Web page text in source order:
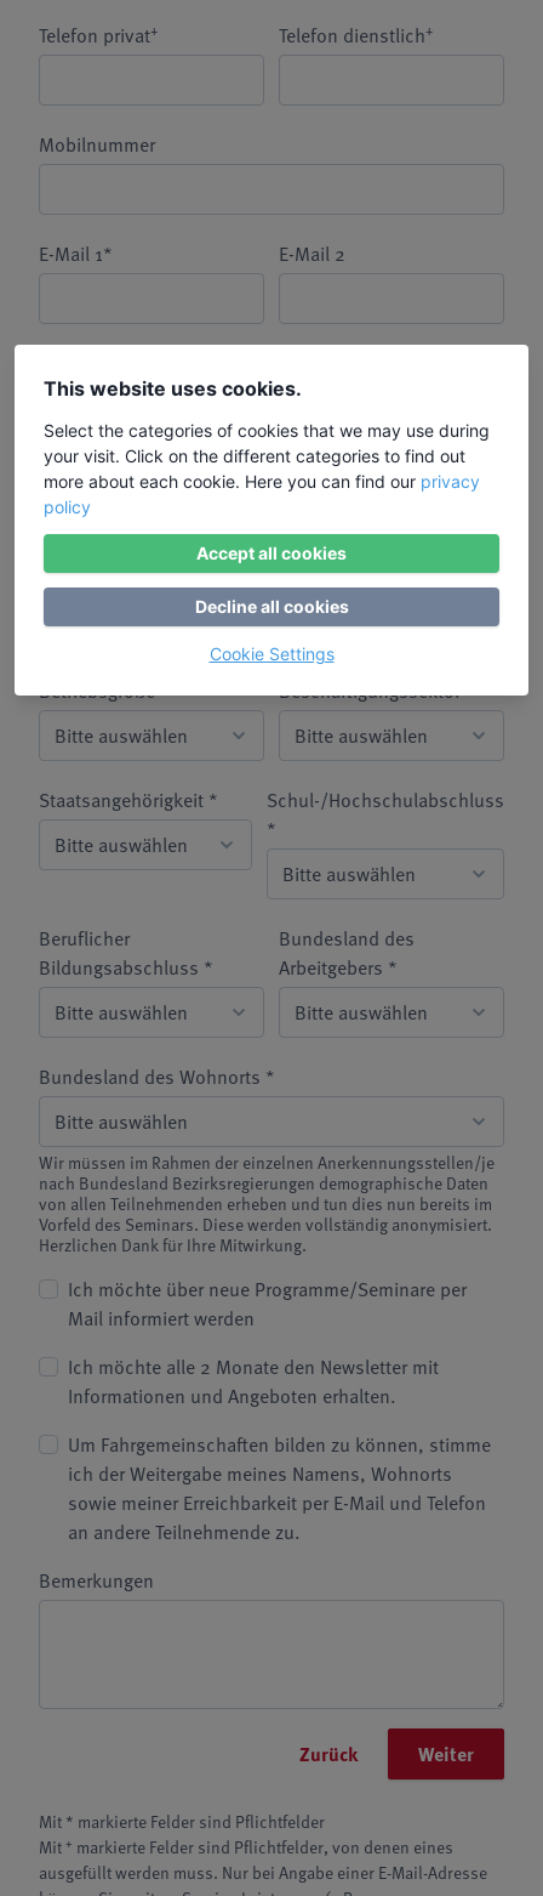
Telefon privat+ Telefon dienstlich+
Mobilnummer
E-Mail 1* E-Mail 2
Fortbildung bezahlen
Mein Arbeitgeber hat meiner
Freistellung zu diesem
Bildungsurlaub bereits
zugestimmt. *
Alter *
Status Erwerbstätigkeit *
Betriebsgröße * Beschäftigungssektor *
Staatsangehörigkeit *
Schul-/Hochschulabschluss
*
Beruflicher
Bildungsabschluss *
Bundesland des
Arbeitgebers *
Bundesland des Wohnorts *
Wir müssen im Rahmen der einzelnen Anerkennungsstellen/je
nach Bundesland Bezirksregierungen demographische Daten
von allen Teilnehmenden erheben und tun dies nun bereits im
Vorfeld des Seminars. Diese werden vollständig anonymisiert.
Herzlichen Dank für Ihre Mitwirkung.
Ich möchte über neue Programme/Seminare per
Mail informiert werden
Ich möchte alle 2 Monate den Newsletter mit
Informationen und Angeboten erhalten.
Um Fahrgemeinschaften bilden zu können, stimme
ich der Weitergabe meines Namens, Wohnorts
sowie meiner Erreichbarkeit per E-Mail und Telefon
an andere Teilnehmende zu.
Bemerkungen
Zurück Weiter
Mit * markierte Felder sind Pflichtfelder
Mit+ markierte Felder sind Pflichtfelder, von denen eines
ausgefüllt werden muss. Nur bei Angabe einer E-Mail-Adresse
This website uses cookies.
Select the categories of cookies that we may use during
your visit. Click on the different categories to find out
more about each cookie. Here you can find our privacy
policy
Accept all cookies
Decline all cookies
Cookie Settings